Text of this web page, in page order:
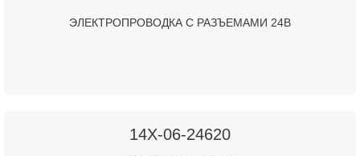
ЭЛЕКТРОПРОВОДКА С РАЗЪЕМАМИ 24В
14X-06-24620